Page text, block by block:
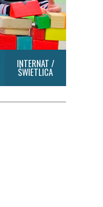
INTERNAT /
ŚWIETLICA